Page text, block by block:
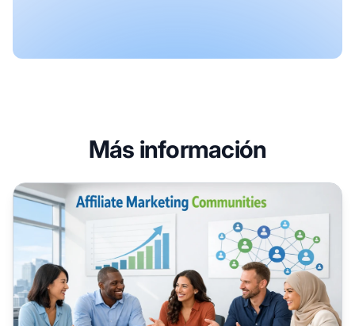
Más información
Comunidades y Grupos de Marketing de Afiliados: Tu